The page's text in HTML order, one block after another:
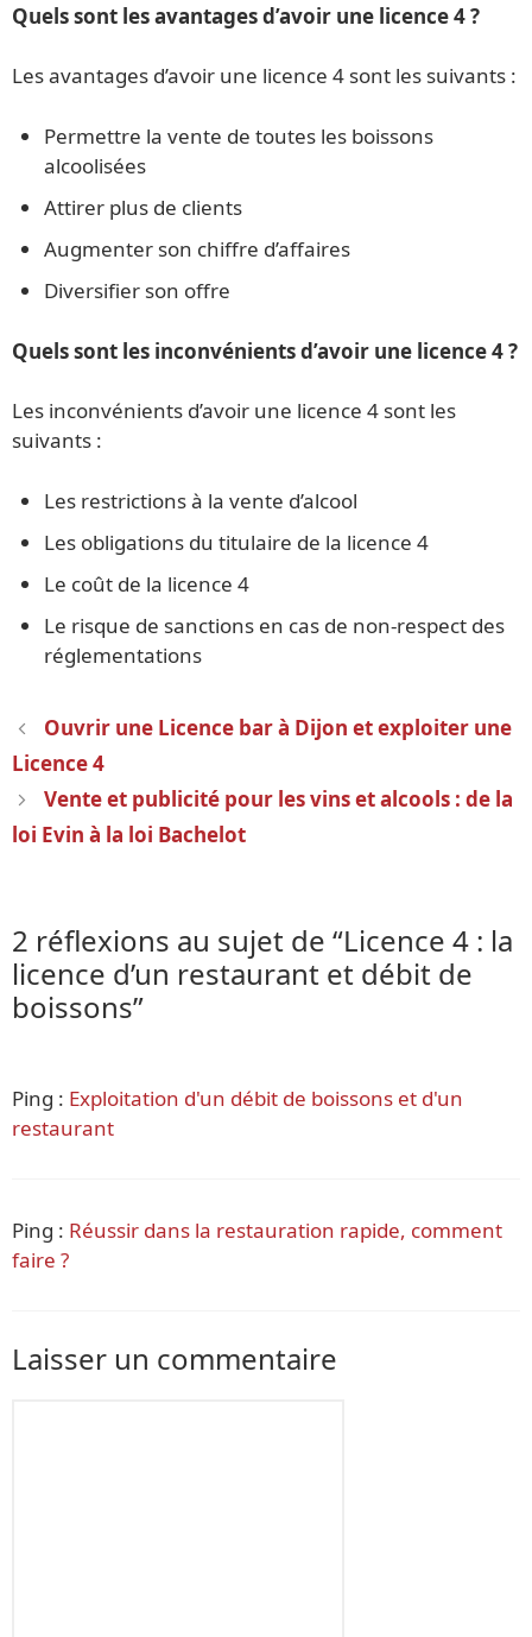
Quels sont les avantages d’avoir une licence 4 ?
Les avantages d’avoir une licence 4 sont les suivants :
Permettre la vente de toutes les boissons
alcoolisées
Attirer plus de clients
Augmenter son chiffre d’affaires
Diversifier son offre
Quels sont les inconvénients d’avoir une licence 4 ?
Les inconvénients d’avoir une licence 4 sont les
suivants :
Les restrictions à la vente d’alcool
Les obligations du titulaire de la licence 4
Le coût de la licence 4
Le risque de sanctions en cas de non-respect des
réglementations
Navigation
des
Ouvrir une Licence bar à Dijon et exploiter une
Licence 4
Vente et publicité pour les vins et alcools : de la
loi Evin à la loi Bachelot
2 réflexions au sujet de “Licence 4 : la
licence d’un restaurant et débit de
boissons”
Ping : Exploitation d'un débit de boissons et d'un
restaurant
Ping : Réussir dans la restauration rapide, comment
faire ?
Laisser un commentaire